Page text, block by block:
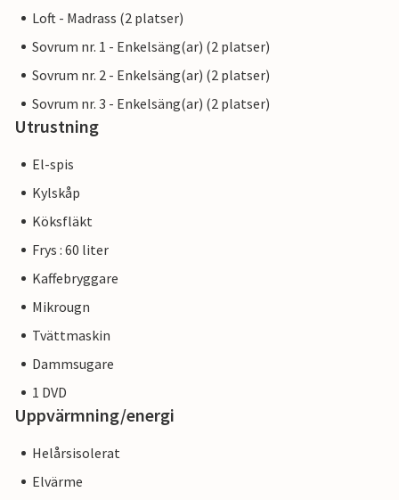
Loft - Madrass (2 platser)
Sovrum nr. 1 - Enkelsäng(ar) (2 platser)
Sovrum nr. 2 - Enkelsäng(ar) (2 platser)
Sovrum nr. 3 - Enkelsäng(ar) (2 platser)
Utrustning
El-spis
Kylskåp
Köksfläkt
Frys : 60 liter
Kaffebryggare
Mikrougn
Tvättmaskin
Dammsugare
1 DVD
Uppvärmning/energi
Helårsisolerat
Elvärme